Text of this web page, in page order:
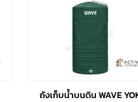
ถังเก็บน้ำบนดิน WAVE